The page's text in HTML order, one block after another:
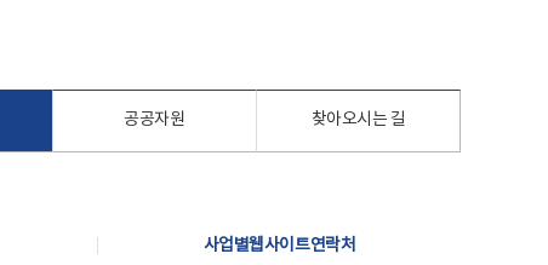
공공자원 찾아오시는 길
사업별웹사이트연락처